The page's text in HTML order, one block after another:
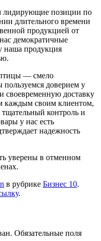
лидирующие позиции по
длительного времени
продукцией от
демократичные
наша продукция
— смело
доверием у
своевременную доставку
каждым своим клиентом,
контроль и
у нас есть
надежность
уверены в отменном
в рубрике Бизнес 10.
.
Обязательные поля